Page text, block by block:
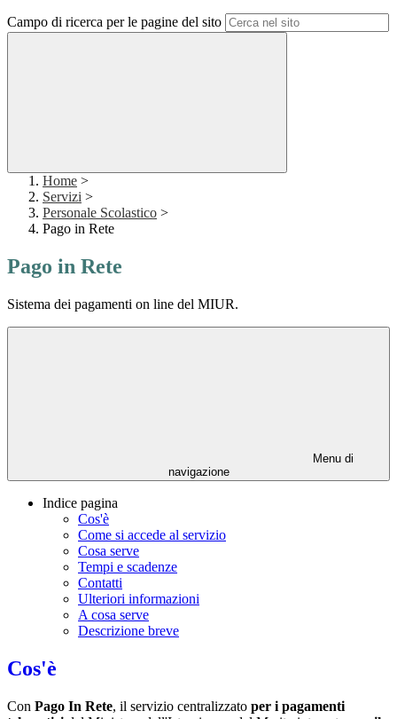
Campo di ricerca per le pagine del sito
Home >
Servizi >
Personale Scolastico >
Pago in Rete
Pago in Rete
Sistema dei pagamenti on line del MIUR.
Menu di
navigazione
Indice pagina
Cos'è
Come si accede al servizio
Cosa serve
Tempi e scadenze
Contatti
Ulteriori informazioni
A cosa serve
Descrizione breve
Cos'è
Con Pago In Rete, il servizio centralizzato per i pagamenti